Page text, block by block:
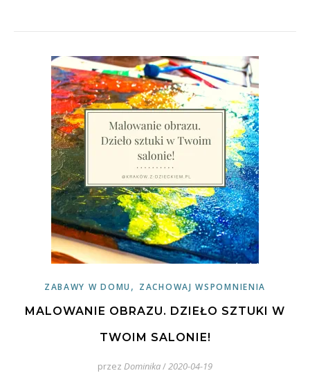
ZABAWY W DOMU , ZACHOWAJ WSPOMNIENIA
MALOWANIE OBRAZU. DZIEŁO SZTUKI W
TWOIM SALONIE!
przez Dominika/2020-04-19